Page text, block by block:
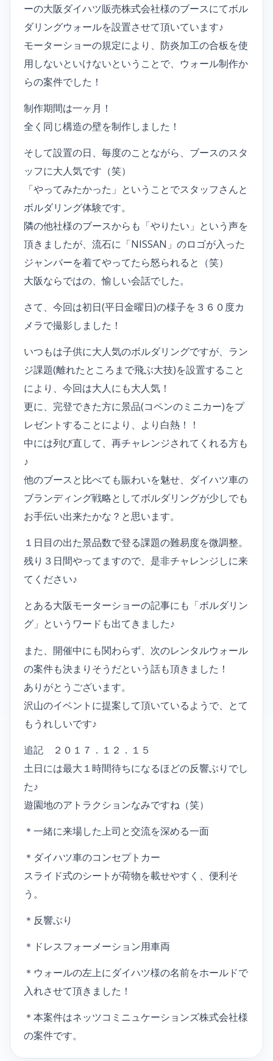
ーの大阪ダイハツ販売株式会社様のブースにてボル
ダリングウォールを設置させて頂いています♪
モーターショーの規定により、防炎加工の合板を使
用しないといけないということで、ウォール制作か
らの案件でした！
制作期間は一ヶ月！
全く同じ構造の壁を制作しました！
そして設置の日、毎度のことながら、ブースのスタ
ッフに大人気です（笑）
「やってみたかった」ということでスタッフさんと
ボルダリング体験です。
隣の他社様のブースからも「やりたい」という声を
頂きましたが、流石に「NISSAN」のロゴが入った
ジャンバーを着てやってたら怒られると（笑）
大阪ならではの、愉しい会話でした。
さて、今回は初日(平日金曜日)の様子を３６０度カ
メラで撮影しました！
いつもは子供に大人気のボルダリングですが、ラン
ジ課題(離れたところまで飛ぶ大技)を設置すること
により、今回は大人にも大人気！
更に、完登できた方に景品(コペンのミニカー)をプ
レゼントすることにより、より白熱！！
中には列び直して、再チャレンジされてくれる方も
♪
他のブースと比べても賑わいを魅せ、ダイハツ車の
ブランディング戦略としてボルダリングが少しでも
お手伝い出来たかな？と思います。
１日目の出た景品数で登る課題の難易度を微調整。
残り３日間やってますので、是非チャレンジしに来
てください♪
とある大阪モーターショーの記事にも「ボルダリン
グ」というワードも出てきました♪
また、開催中にも関わらず、次のレンタルウォール
の案件も決まりそうだという話も頂きました！
ありがとうございます。
沢山のイベントに提案して頂いているようで、とて
もうれしいです♪
追記 ２０１７．１２．１５
土日には最大１時間待ちになるほどの反響ぶりでし
た♪
遊園地のアトラクションなみですね（笑）
＊一緒に来場した上司と交流を深める一面
＊ダイハツ車のコンセプトカー
スライド式のシートが荷物を載せやすく、便利そ
う。
＊反響ぶり
＊ドレスフォーメーション用車両
＊ウォールの左上にダイハツ様の名前をホールドで
入れさせて頂きました！
＊本案件はネッツコミニュケーションズ株式会社様
の案件です。